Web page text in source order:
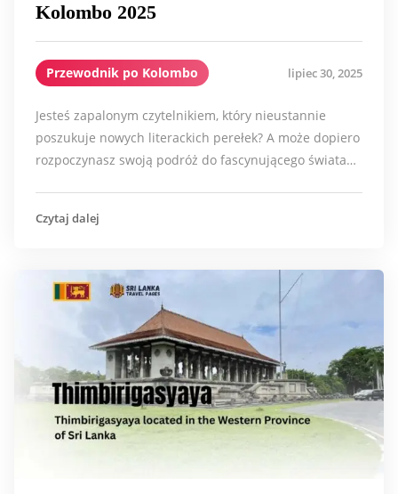
Kolombo 2025
Przewodnik po Kolombo lipiec 30, 2025
Jesteś zapalonym czytelnikiem, który nieustannie
poszukuje nowych literackich perełek? A może dopiero
rozpoczynasz swoją podróż do fascynującego świata…
Czytaj dalej